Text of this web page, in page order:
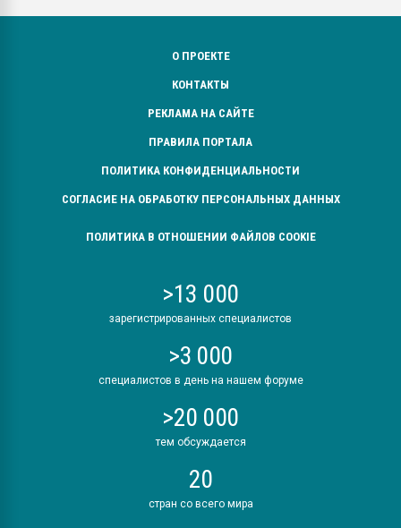
О ПРОЕКТЕ
КОНТАКТЫ
РЕКЛАМА НА САЙТЕ
ПРАВИЛА ПОРТАЛА
ПОЛИТИКА КОНФИДЕНЦИАЛЬНОСТИ
СОГЛАСИЕ НА ОБРАБОТКУ ПЕРСОНАЛЬНЫХ ДАННЫХ
ПОЛИТИКА В ОТНОШЕНИИ ФАЙЛОВ COOKIE
>13 000
зарегистрированных специалистов
>3 000
специалистов в день на нашем форуме
>20 000
тем обсуждается
20
стран со всего мира